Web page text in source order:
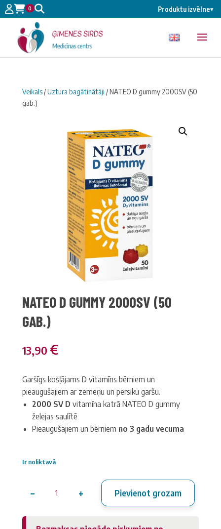
0 Produktu izvēlne▾
Veikals/Uztura bagātinātāji / NATEO D gummy 2000SV (50
gab.)
NATEO D GUMMY 2000SV (50
GAB.)
13,90 €
Garšīgs košļājams D vitamīns bērniem un
pieaugušajiem ar zemeņu un persiku garšu.
2000 SV D vitamīna katrā NATEO D gummy
želejas saulītē
Pieaugušajiem un bērniem no 3 gadu vecuma
Ir noliktavā
−
gummy
+ Pievienot grozam